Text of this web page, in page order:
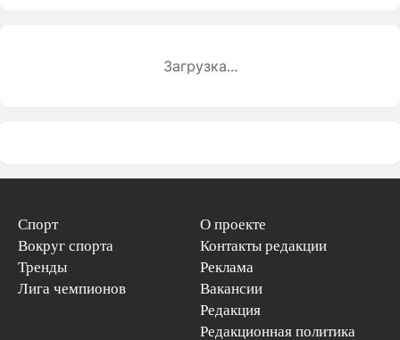
Загрузка...
Спорт
Вокруг спорта
Тренды
Лига чемпионов
О проекте
Контакты редакции
Реклама
Вакансии
Редакция
Редакционная политика